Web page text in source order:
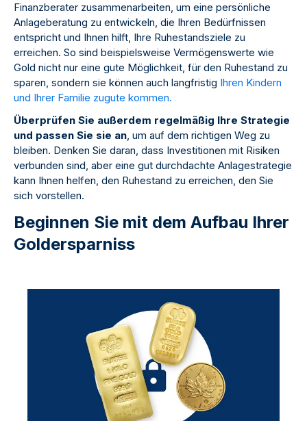
Finanzberater zusammenarbeiten, um eine persönliche
Anlageberatung zu entwickeln, die Ihren Bedürfnissen
entspricht und Ihnen hilft, Ihre Ruhestandsziele zu
erreichen. So sind beispielsweise Vermögenswerte wie
Gold nicht nur eine gute Möglichkeit, für den Ruhestand zu
sparen, sondern sie können auch langfristig Ihren Kindern
und Ihrer Familie zugute kommen.
Überprüfen Sie außerdem regelmäßig Ihre Strategie
und passen Sie sie an, um auf dem richtigen Weg zu
bleiben. Denken Sie daran, dass Investitionen mit Risiken
verbunden sind, aber eine gut durchdachte Anlagestrategie
kann Ihnen helfen, den Ruhestand zu erreichen, den Sie
sich vorstellen.
Beginnen Sie mit dem Aufbau Ihrer
Goldersparniss